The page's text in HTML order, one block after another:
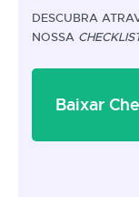
DESCUBRA
NOSSA
Baixar